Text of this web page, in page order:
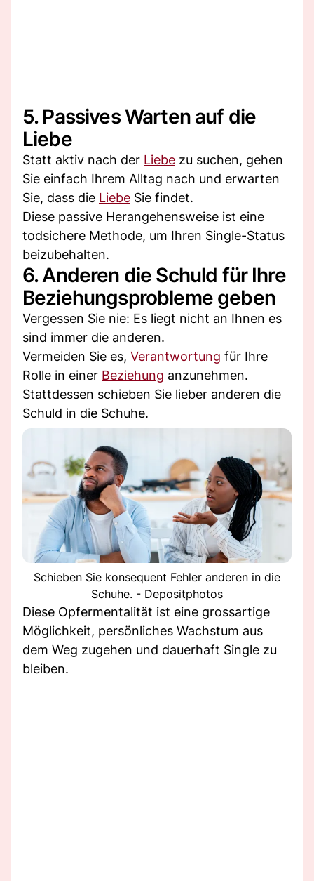
5. Passives Warten auf die
Liebe
Statt aktiv nach der Liebe zu suchen, gehen
Sie einfach Ihrem Alltag nach und erwarten
Sie, dass die Liebe Sie findet.
Diese passive Herangehensweise ist eine
todsichere Methode, um Ihren Single-Status
beizubehalten.
6. Anderen die Schuld für Ihre
Beziehungsprobleme geben
Vergessen Sie nie: Es liegt nicht an Ihnen es
sind immer die anderen.
Vermeiden Sie es, Verantwortung für Ihre
Rolle in einer Beziehung anzunehmen.
Stattdessen schieben Sie lieber anderen die
Schuld in die Schuhe.
Schieben Sie konsequent Fehler anderen in die
Schuhe. - Depositphotos
Diese Opfermentalität ist eine grossartige
Möglichkeit, persönliches Wachstum aus
dem Weg zugehen und dauerhaft Single zu
bleiben.